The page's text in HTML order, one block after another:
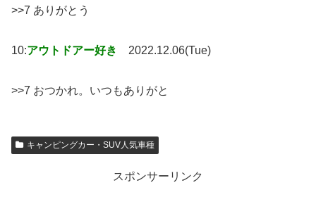
>>7 ありがとう
10:アウトドアー好き 2022.12.06(Tue)
>>7 おつかれ。いつもありがと
キャンピングカー・SUV人気車種
スポンサーリンク